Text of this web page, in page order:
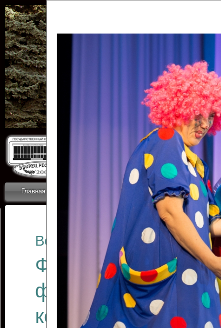
Главная Коллективы Новости
ОТЧЕТЫ ГКЦ
Все отчеты
Финал
фестиваля
коллективов